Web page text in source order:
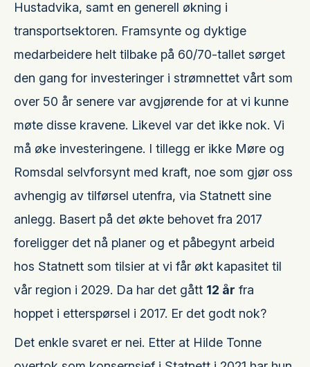
Hustadvika, samt en generell økning i
transportsektoren. Framsynte og dyktige
medarbeidere helt tilbake på 60/70-tallet sørget
den gang for investeringer i strømnettet vårt som
over 50 år senere var avgjørende for at vi kunne
møte disse kravene. Likevel var det ikke nok. Vi
må øke investeringene. I tillegg er ikke Møre og
Romsdal selvforsynt med kraft, noe som gjør oss
avhengig av tilførsel utenfra, via Statnett sine
anlegg. Basert på det økte behovet fra 2017
foreligger det nå planer og et påbegynt arbeid
hos Statnett som tilsier at vi får økt kapasitet til
vår region i 2029. Da har det gått 12 år fra
hoppet i etterspørsel i 2017. Er det godt nok?
Det enkle svaret er nei. Etter at Hilde Tonne